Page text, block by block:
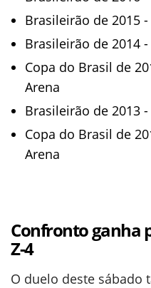
Brasileirão de 2015
Brasileirão de 2014
Copa do Brasil de
Arena
Brasileirão de 2013
Copa do Brasil de
Arena
Confronto ganha
Z-4
O duelo deste sábado